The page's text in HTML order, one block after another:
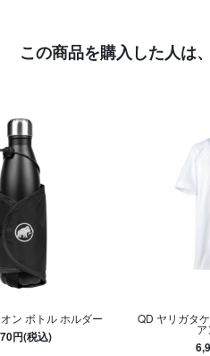
この商品を購入した人は、
ン ボトル ホルダー
円(税込)
QD ヤリガタ